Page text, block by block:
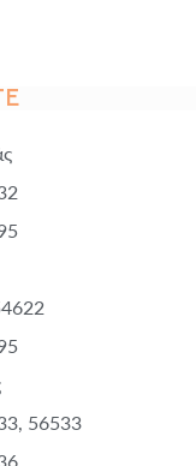
56533